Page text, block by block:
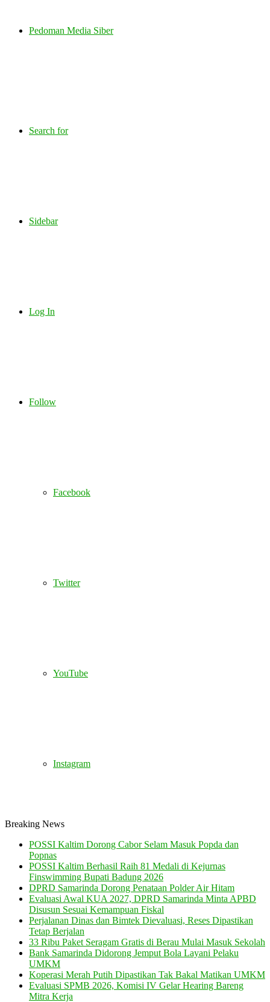
Pedoman Media Siber
Search for
Sidebar
Log In
Follow
Facebook
Twitter
YouTube
Instagram
Breaking News
POSSI Kaltim Dorong Cabor Selam Masuk Popda dan
Popnas
POSSI Kaltim Berhasil Raih 81 Medali di Kejurnas
Finswimming Bupati Badung 2026
DPRD Samarinda Dorong Penataan Polder Air Hitam
Evaluasi Awal KUA 2027, DPRD Samarinda Minta APBD
Disusun Sesuai Kemampuan Fiskal
Perjalanan Dinas dan Bimtek Dievaluasi, Reses Dipastikan
Tetap Berjalan
33 Ribu Paket Seragam Gratis di Berau Mulai Masuk Sekolah
Bank Samarinda Didorong Jemput Bola Layani Pelaku
UMKM
Koperasi Merah Putih Dipastikan Tak Bakal Matikan UMKM
Evaluasi SPMB 2026, Komisi IV Gelar Hearing Bareng
Mitra Kerja